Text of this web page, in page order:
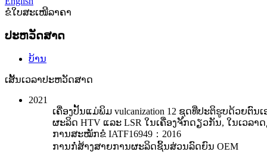
ຂໍໃບສະເໜີລາຄາ
ປະຫວັດສາດ
ບ້ານ
ເສັ້ນເວລາປະຫວັດສາດ
2021
ເຄື່ອງປັ້ນແມ່ພິມ vulcanization 12 ຊຸດທີ່ປະຕິຮູບດ້ວຍຕົນເ
ຜະລິດ HTV ແລະ LSR ໃນເຄື່ອງຈັກດຽວກັນ, ໃນເວລາ
ການສະໝັກຂໍ IATF16949：2016
ການກໍ່ສ້າງສາຍການຜະລິດຊິ້ນສ່ວນລົດຍົນ OEM